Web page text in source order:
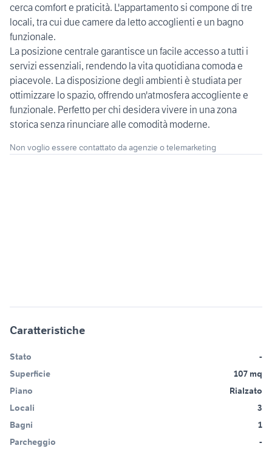
cerca comfort e praticità. L'appartamento si compone di tre
locali, tra cui due camere da letto accoglienti e un bagno
funzionale.
La posizione centrale garantisce un facile accesso a tutti i
servizi essenziali, rendendo la vita quotidiana comoda e
piacevole. La disposizione degli ambienti è studiata per
ottimizzare lo spazio, offrendo un'atmosfera accogliente e
funzionale. Perfetto per chi desidera vivere in una zona
storica senza rinunciare alle comodità moderne.
Non voglio essere contattato da agenzie o telemarketing
Caratteristiche
Stato
-
Superficie
107 mq
Piano
Rialzato
Locali
3
Bagni
1
Parcheggio
-